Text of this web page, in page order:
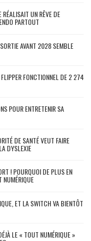
UN RÊVE DE
PARTOUT
AVANT 2028 SEMBLE
FONCTIONNEL DE 2 274
POUR ENTRETENIR SA
DE SANTÉ VEUT FAIRE
DYSLEXIE
! POURQUOI DE PLUS EN
NUMÉRIQUE
ET LA SWITCH VA BIENTÔT
LE « TOUT NUMÉRIQUE »